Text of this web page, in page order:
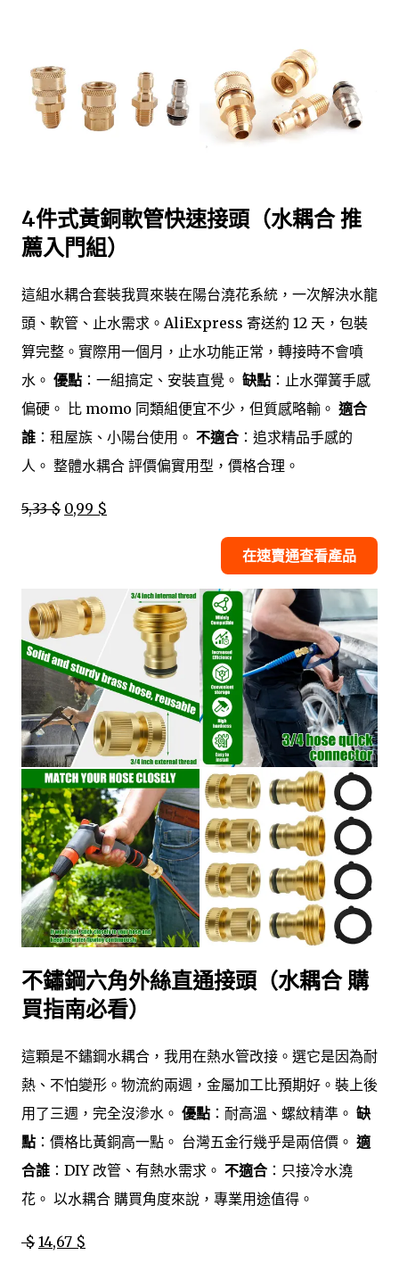
4件式黃銅軟管快速接頭（水耦合 推
薦入門組）
這組水耦合套裝我買來裝在陽台澆花系統，一次解決水龍
頭、軟管、止水需求。AliExpress 寄送約 12 天，包裝
算完整。實際用一個月，止水功能正常，轉接時不會噴
水。 優點 ：一組搞定、安裝直覺。 缺點 ：止水彈簧手感
偏硬。 比 momo 同類組便宜不少，但質感略輸。 適合
誰 ：租屋族、小陽台使用。 不適合 ：追求精品手感的
人。 整體水耦合 評價偏實用型，價格合理。
5,33 $ 0,99 $
在速賣通查看產品
不鏽鋼六角外絲直通接頭（水耦合 購
買指南必看）
這顆是不鏽鋼水耦合，我用在熱水管改接。選它是因為耐
熱、不怕變形。物流約兩週，金屬加工比預期好。裝上後
用了三週，完全沒滲水。 優點 ：耐高溫、螺紋精準。 缺
點 ：價格比黃銅高一點。 台灣五金行幾乎是兩倍價。 適
合誰 ：DIY 改管、有熱水需求。 不適合 ：只接冷水澆
花。 以水耦合 購買角度來說，專業用途值得。
$ 14,67 $